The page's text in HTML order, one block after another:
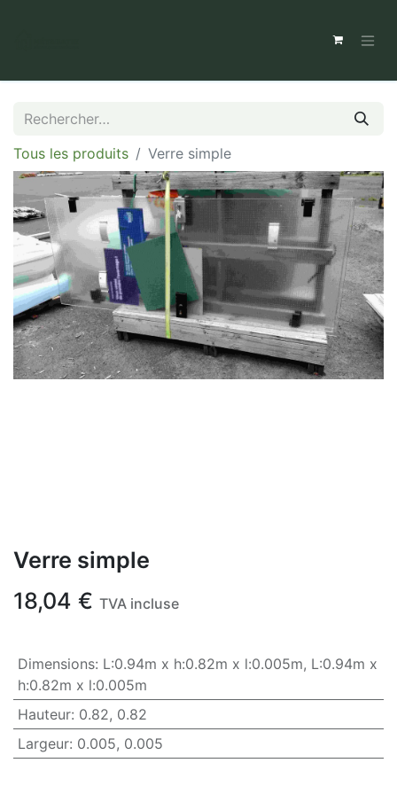
Tous les produits Verre simple
Verre simple
18,04 € TVA incluse
Dimensions: L:0.94m x h:0.82m x l:0.005m, L:0.94m x
h:0.82m x l:0.005m
Hauteur: 0.82, 0.82
Largeur: 0.005, 0.005